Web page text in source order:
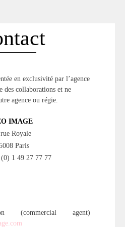
en exclusivité par l’agence
des collaborations et ne
agence ou régie.
IMAGE
Royale
Paris
1 49 27 77 77
(commercial agent)